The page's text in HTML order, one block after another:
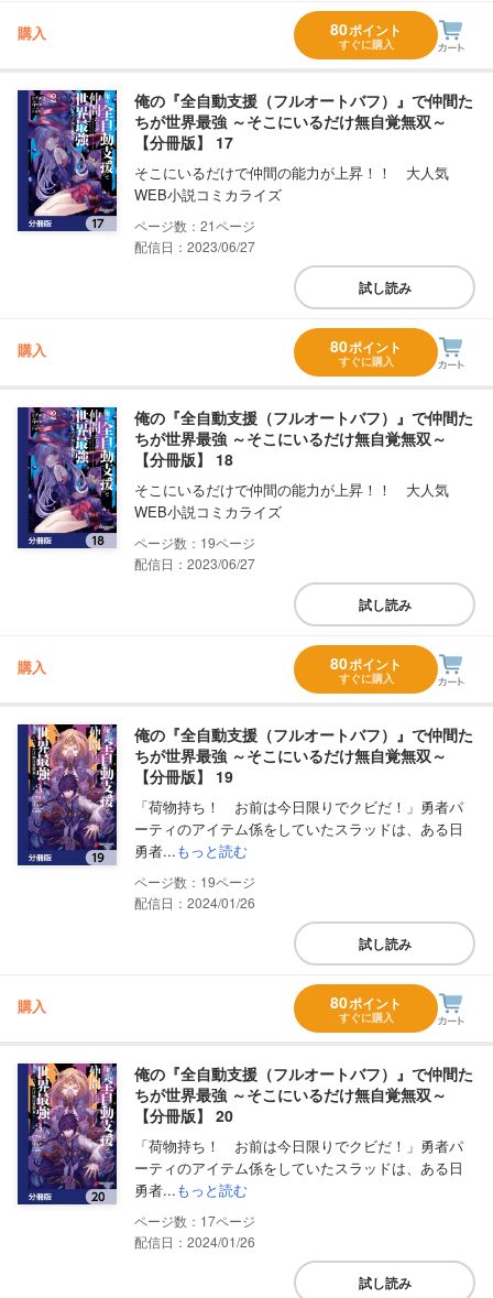
購入 80ポイント
すぐに購入
俺の『全自動支援（フルオートバフ）』で仲間た
ちが世界最強 ～そこにいるだけ無自覚無双～
【分冊版】 17
そこにいるだけで仲間の能力が上昇！！ 大人気
WEB小説コミカライズ
21
配信日：2023/06/27
試し読み
購入 80ポイント
すぐに購入
俺の『全自動支援（フルオートバフ）』で仲間た
ちが世界最強 ～そこにいるだけ無自覚無双～
【分冊版】 18
そこにいるだけで仲間の能力が上昇！！ 大人気
WEB小説コミカライズ
19
配信日：2023/06/27
試し読み
購入 80ポイント
すぐに購入
俺の『全自動支援（フルオートバフ）』で仲間た
ちが世界最強 ～そこにいるだけ無自覚無双～
【分冊版】 19
「荷物持ち！ お前は今日限りでクビだ！」勇者パ
ーティのアイテム係をしていたスラッドは、ある日
勇者...もっと読む
19
配信日：2024/01/26
試し読み
購入 80ポイント
すぐに購入
俺の『全自動支援（フルオートバフ）』で仲間た
ちが世界最強 ～そこにいるだけ無自覚無双～
【分冊版】 20
「荷物持ち！ お前は今日限りでクビだ！」勇者パ
ーティのアイテム係をしていたスラッドは、ある日
勇者...もっと読む
17
配信日：2024/01/26
試し読み